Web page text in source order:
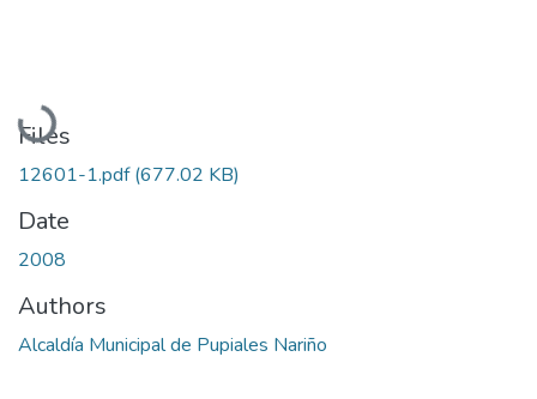
Loading...
Files
12601-1.pdf(677.02 KB)
Date
2008
Authors
Alcaldía Municipal de Pupiales Nariño